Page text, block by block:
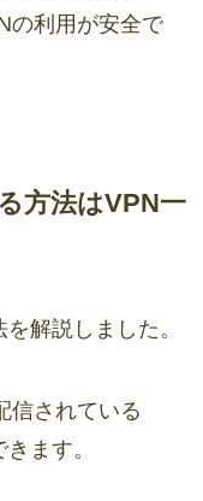
の利用が安全で
方法はVPN一
解説しました。
信されている
ます。